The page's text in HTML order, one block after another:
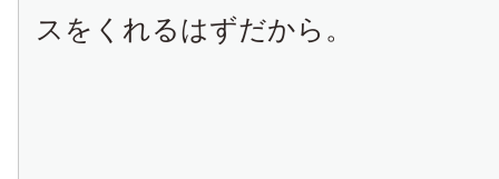
スをくれるはずだから。